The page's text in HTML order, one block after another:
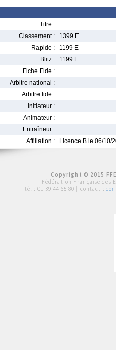
Titre :
Classement :
1399 E
Rapide :
1199 E
Blitz :
1199 E
Fiche Fide :
Arbitre national :
Arbitre fide :
Initiateur :
Animateur :
Entraîneur :
Affiliation :
Licence B le 06/10/
Copyright © 2015
Fédération Française des
tél : 01 39 44 65 80 | contact :